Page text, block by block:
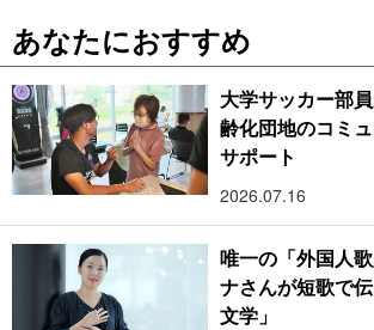
あなたにおすすめ
大学サッカー部
齢化団地のコミ
サポート
2026.07.16
唯一の「外国人
ナさんが短歌で
文学」